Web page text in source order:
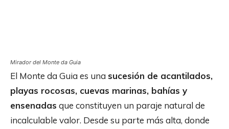
Mirador del Monte da Guia
El Monte da Guia es una sucesión de acantilados,
playas rocosas, cuevas marinas, bahías y
ensenadas que constituyen un paraje natural de
incalculable valor. Desde su parte más alta, donde